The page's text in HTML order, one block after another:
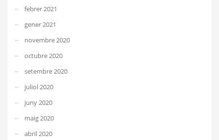
febrer 2021
gener 2021
novembre 2020
octubre 2020
setembre 2020
juliol 2020
juny 2020
maig 2020
abril 2020